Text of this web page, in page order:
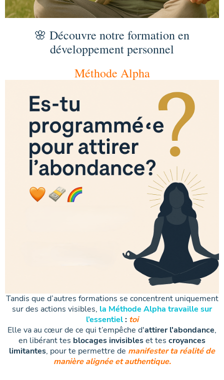
🌸 Découvre notre formation en
développement personnel
Méthode Alpha
Tandis que d’autres formations se concentrent uniquement
sur des actions visibles, la Méthode Alpha travaille sur
l’essentiel: toi
Elle va au cœur de ce qui t’empêche d'attirer l'abondance,
en libérant tes blocages invisibleset tes croyances
limitantes, pour te permettre de manifester ta réalité de
manière alignée et authentique.